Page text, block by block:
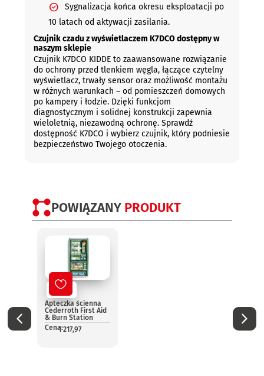
Sygnalizacja końca okresu eksploatacji po
10 latach od aktywacji zasilania.
Czujnik czadu z wyświetlaczem K7DCO dostępny w
naszym sklepie
Czujnik K7DCO KIDDE to zaawansowane rozwiązanie
do ochrony przed tlenkiem węgla, łączące czytelny
wyświetlacz, trwały sensor oraz możliwość montażu
w różnych warunkach – od pomieszczeń domowych
po kampery i łodzie. Dzięki funkcjom
diagnostycznym i solidnej konstrukcji zapewnia
wieloletnią, niezawodną ochronę. Sprawdź
dostępność K7DCO i wybierz czujnik, który podniesie
bezpieczeństwo Twojego otoczenia.
POWIĄZANY PRODUKT
Nowy
Apteczka ścienna
Cederroth First Aid
& Burn Station
Cena:1 217,97
Cena: